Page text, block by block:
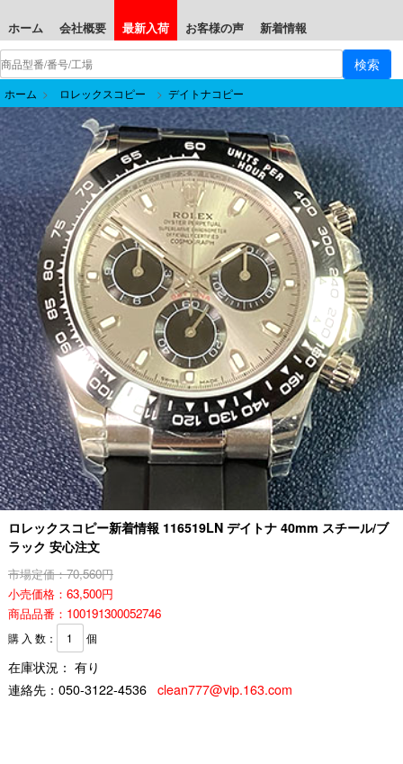
ホーム 会社概要 最新入荷 お客様の声 新着情報
ホーム > ロレックスコピー > デイトナコピー
ロレックスコピー新着情報 116519LN デイトナ 40mm スチール/ブ
ラック 安心注文
市場定価：70,560円
小売価格：63,500円
商品品番：100191300052746
購 入 数： 個
在庫状況： 有り
連絡先： 050-3122-4536 clean777@vip.163.com